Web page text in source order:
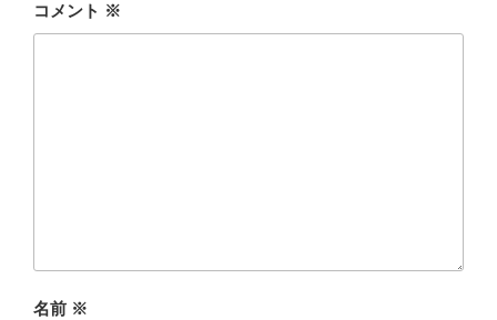
コメント ※
名前 ※